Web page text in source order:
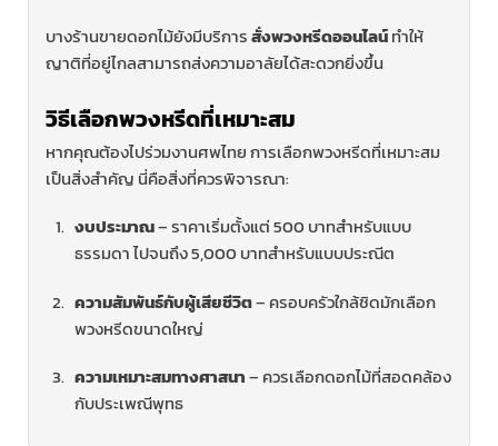
บางร้านขายดอกไม้ยังมีบริการสั่งพวงหรีดออนไลน์ทำให้
ญาติที่อยู่ไกลสามารถส่งความอาลัยได้สะดวกยิ่งขึ้น
วิธีเลือกพวงหรีดที่เหมาะสม
หากคุณต้องไปร่วมงานศพไทย การเลือกพวงหรีดที่เหมาะสม
เป็นสิ่งสำคัญ นี่คือสิ่งที่ควรพิจารณา:
งบประมาณ– ราคาเริ่มตั้งแต่ 500 บาทสำหรับแบบ
ธรรมดา ไปจนถึง 5,000 บาทสำหรับแบบประณีต
ความสัมพันธ์กับผู้เสียชีวิต– ครอบครัวใกล้ชิดมักเลือก
พวงหรีดขนาดใหญ่
ความเหมาะสมทางศาสนา– ควรเลือกดอกไม้ที่สอดคล้อง
กับประเพณีพุทธ